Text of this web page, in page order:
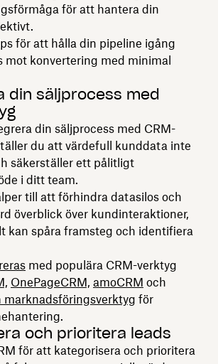
för att hantera din
för att hålla din pipeline igång
mot konvertering med minimal
din säljprocess med
din säljprocess med CRM-
du att värdefull kunddata inte
säkerställer ett pålitligt
i ditt team.
till att förhindra datasilos och
överblick över kundinteraktioner,
kan spåra framsteg och identifiera
med populära CRM-verktyg
OnePageCRM, amoCRM och
marknadsföringsverktyg för
och prioritera leads
för att kategorisera och prioritera